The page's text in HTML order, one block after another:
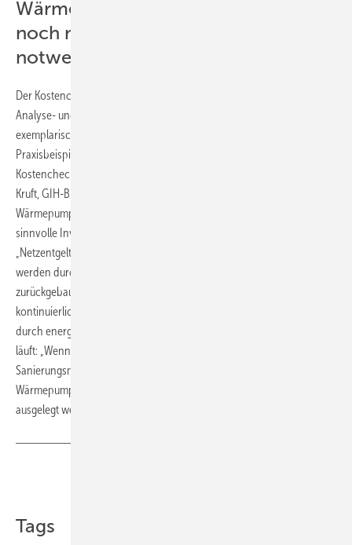
Wärmepumpe weder Vollsanierung
noch neue Heizkörper zwingend
notwendig
Der Kostencheck beruht auf wissenschaftlichen Berechnungen des
Analyse- und Beratungsunternehmens Prognos, das sich auf
exemplarische Gebäudedaten bezieht. Zahlen aus konkreten
Praxisbeispielen ergänzen die Berechnungen. „Die Ergebnisse des
Kostenchecks decken sich mit unseren Erfahrungen“, erklärt Arne
Kruft, GIH-Bundesvorstand Technik. Ihm zufolge stellt eine
Wärmepumpe auch in Bestandsgebäuden in vielen Fällen eine
sinnvolle Investition dar, die zukünftig noch mehr Kosten spare:
„Netzentgelte für Gasleitungen werden teuer, manche Gasnetze
werden durch vermehrten Einbau von Wärmpumpen unrentabel und
zurückgebaut.“ Zudem würden der CO
kontinuierlich steigen. Er weist darauf hin, dass eine Wärmepumpe
durch energetische Maßnahmen an der Gebäudehülle effizienter
läuft: „Wenn die Heizung noch funktioniert und erst energetische
Sanierungsmaßnahmen vorgenommen werden, kann die
Wärmepumpe ideal auf den dann deutlich gesunkenen Energiebedarf
ausgelegt werden.“ Quelle: DUH / GIH / jb
Tags